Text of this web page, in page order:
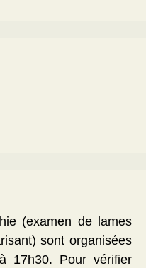
(examen de lames
sont organisées
17h30. Pour vérifier